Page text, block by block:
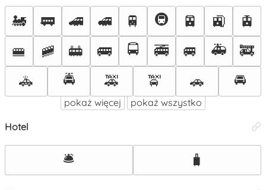
🚂 🚃 🚄 🚅 🚆 🚇 🚈 🚉
🚊
🚝
🚞 🚋 🚌 🚍 🚎 🚐 🚑
🚒
🚓
🚔 🚕 🚖 🚗 🚘
pokaż więcej pokaż wszystko
Hotel
🛎️ 🧳